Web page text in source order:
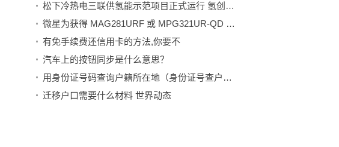
松下冷热电三联供氢能示范项目正式运行 氢创绿色家园
微星为获得 MAG281URF 或 MPG321UR-QD 显示器的玩家提供英雄连 3 游戏代码
有免手续费还信用卡的方法,你要不
汽车上的按钮同步是什么意思？
用身份证号码查询户籍所在地（身份证号查户籍所在地公式）
迁移户口需要什么材料 世界动态